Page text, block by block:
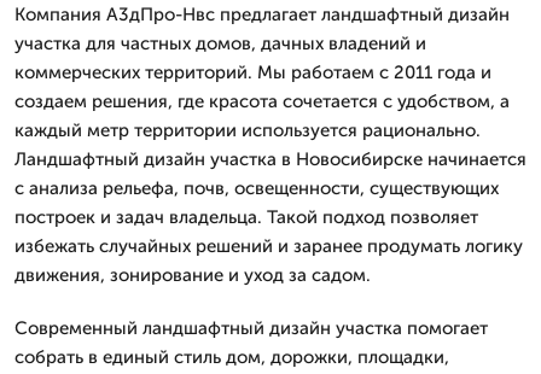
Компания А3дПро-Нвс предлагает ландшафтный дизайн
участка для частных домов, дачных владений и
коммерческих территорий. Мы работаем с 2011 года и
создаем решения, где красота сочетается с удобством, а
каждый метр территории используется рационально.
Ландшафтный дизайн участка в Новосибирске начинается
с анализа рельефа, почв, освещенности, существующих
построек и задач владельца. Такой подход позволяет
избежать случайных решений и заранее продумать логику
движения, зонирование и уход за садом.
Современный ландшафтный дизайн участка помогает
собрать в единый стиль дом, дорожки, площадки,